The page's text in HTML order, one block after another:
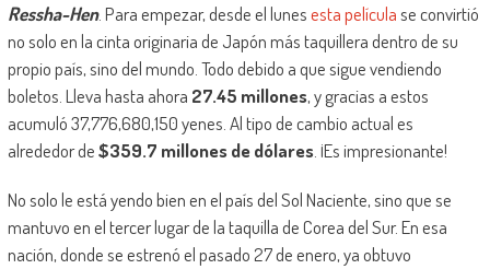
Ressha-Hen. Para empezar, desde el lunesesta películase convirtió
no solo en la cinta originaria de Japón más taquillera dentro de su
propio país, sino del mundo. Todo debido a que sigue vendiendo
boletos. Lleva hasta ahora 27.45 millones, y gracias a estos
acumuló 37,776,680,150 yenes. Al tipo de cambio actual es
alrededor de$359.7 millones de dólares. ¡Es impresionante!
No solo le está yendo bien en el país del Sol Naciente, sino que se
mantuvo en el tercer lugar de la taquilla de Corea del Sur. En esa
nación, donde se estrenó el pasado 27 de enero, ya obtuvo